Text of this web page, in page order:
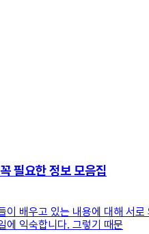
필요한 정보 모음집
이 배우고 있는 내용에 대해 서
에 익숙합니다. 그렇기 때문